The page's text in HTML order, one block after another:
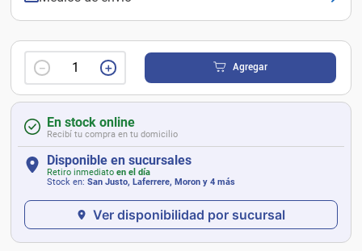
＋
－ Agregar
En stock online
Recibí tu compra en tu domicilio
Disponible en sucursales
Retiro inmediato en el día
Stock en: San Justo, Laferrere, Moron y 4 más
Ver disponibilidad por sucursal